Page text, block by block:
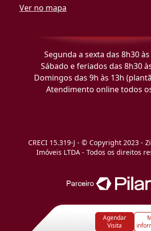
Agendar
Visita
Ver no mapa
Segunda a sexta das 8h30
Sábado e feriados das 8h30
Domingos das 9h às 13h
Atendimento online todos
CRECI 15.319-J - © Copyright 2023 -
Imóveis LTDA - Todos os direitos